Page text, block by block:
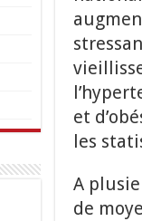
et
les
A
de